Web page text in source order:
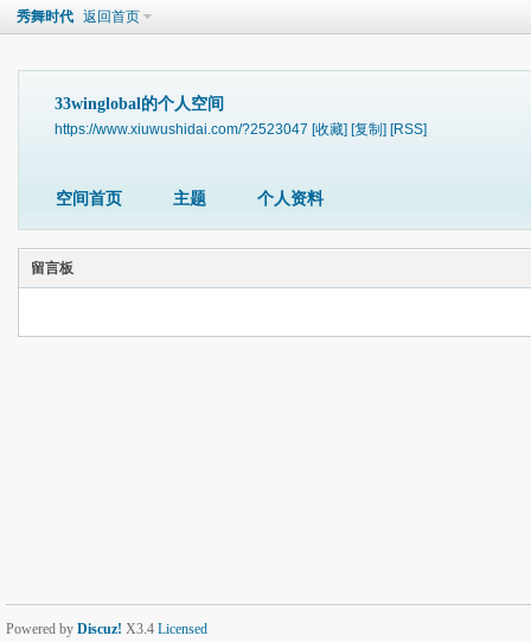
秀舞时代 返回首页
33winglobal的个人空间
https://www.xiuwushidai.com/?2523047 [收藏] [复制] [RSS]
空间首页 主题 个人资料
留言板
Powered by Discuz! X3.4 Licensed